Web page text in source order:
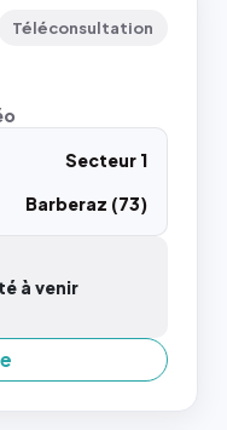
Téléconsultation
Secteur 1
Barberaz (73)
à venir